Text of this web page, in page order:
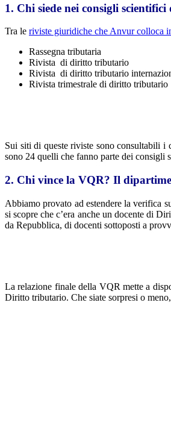
1. Chi siede nei consigli scientifici
Tra le riviste giuridiche che Anvur colloca
Rassegna tributaria
Rivista di diritto tributario
Rivista di diritto tributario
Rivista trimestrale di diritto tributario
Sui siti di queste riviste sono consultabili
sono 24 quelli che fanno parte dei consigli
2. Chi vince la VQR? Il
Abbiamo provato ad estendere la verifica
si scopre che c’era anche un docente di
da Repubblica, di docenti sottoposti a
La relazione finale della VQR mette a
Diritto tributario. Che siate sorpresi o meno,